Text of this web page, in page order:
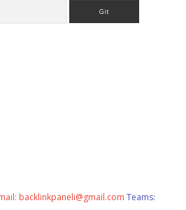
backlinkpaneli@gmail.com Teams: